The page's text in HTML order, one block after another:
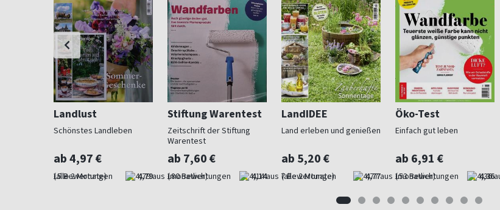
Landlust
Schönstes Landleben
ab 4,97 €
(alle 2 Monate) 4,79
Stiftung Warentest
Zeitschrift der Stiftung
Warentest
ab 7,60 €
(monatlich) 4,14
LandIDEE
Land erleben und genießen
ab 5,20 €
(alle 2 Monate) 4,77
Öko-Test
Einfach gut leben
ab 6,91 €
(monatlich) 4,36